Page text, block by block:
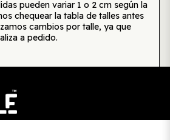
pueden variar 1 o 2 cm según la
chequear la tabla de talles antes
cambios por talle, ya que
a pedido.